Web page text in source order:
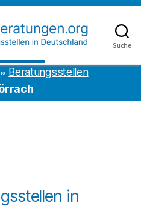
Suche
schuldnerberatungen.org
Beratungsstellen
in